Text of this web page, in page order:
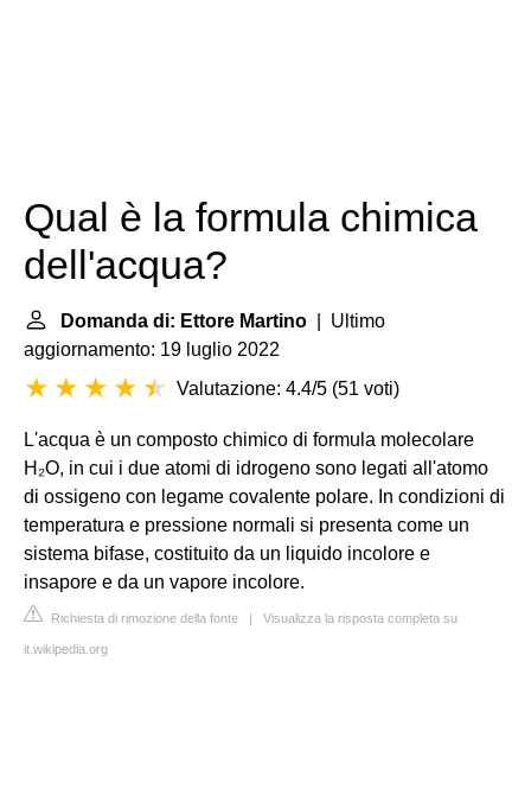
Qual è la formula chimica
dell'acqua?
Domanda di: Ettore Martino | Ultimo
aggiornamento: 19 luglio 2022
Valutazione: 4.4/5 (51 voti)
L'acqua è un composto chimico di formula molecolare
H₂O, in cui i due atomi di idrogeno sono legati all'atomo
di ossigeno con legame covalente polare. In condizioni di
temperatura e pressione normali si presenta come un
sistema bifase, costituito da un liquido incolore e
insapore e da un vapore incolore.
Richiesta di rimozione della fonte | Visualizza la risposta completa su
it.wikipedia.org